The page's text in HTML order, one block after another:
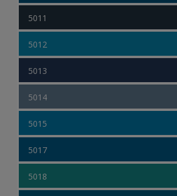
5011
5012
5013
5014
5015
5017
5018